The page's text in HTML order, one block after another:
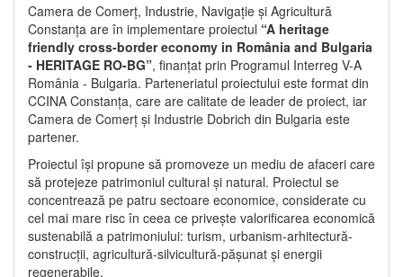
Camera de Comerț, Industrie, Navigație și Agricultură
Constanța are în implementare proiectul “A heritage
friendly cross-border economy in România and Bulgaria
- HERITAGE RO-BG”, finanțat prin Programul Interreg V-A
România - Bulgaria. Parteneriatul proiectului este format din
CCINA Constanța, care are calitate de leader de proiect, iar
Camera de Comerț și Industrie Dobrich din Bulgaria este
partener.
Proiectul își propune să promoveze un mediu de afaceri care
să protejeze patrimoniul cultural și natural. Proiectul se
concentrează pe patru sectoare economice, considerate cu
cel mai mare risc în ceea ce privește valorificarea economică
sustenabilă a patrimoniului: turism, urbanism-arhitectură-
construcții, agricultură-silvicultură-pășunat și energii
regenerabile.